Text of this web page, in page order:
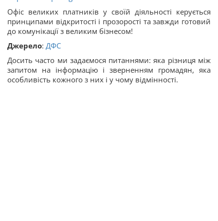
Офіс великих платників у своїй діяльності керується
принципами відкритості і прозорості та завжди готовий
до комунікації з великим бізнесом!
Джерело: ДФС
Досить часто ми задаємося питаннями: яка різниця між
запитом на інформацію і зверненням громадян, яка
особливість кожного з них і у чому відмінності.